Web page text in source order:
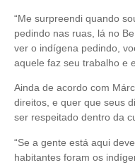
“Me surpreendi quando
pedindo nas ruas, lá no
ver o indígena pedindo,
aquele faz seu trabalho e
Ainda de acordo com
direitos, e quer que seus
ser respeitado dentro da
“Se a gente está aqui
habitantes foram os